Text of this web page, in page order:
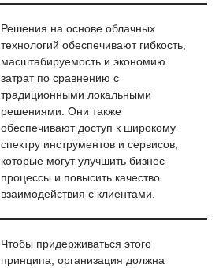
Решения на основе облачных
технологий обеспечивают гибкость,
масштабируемость и экономию
затрат по сравнению с
традиционными локальными
решениями. Они также
обеспечивают доступ к широкому
спектру инструментов и сервисов,
которые могут улучшить бизнес-
процессы и повысить качество
взаимодействия с клиентами.
Чтобы придерживаться этого
принципа, организация должна